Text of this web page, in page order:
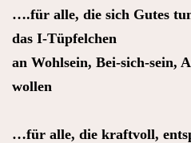
….für alle, die sich Gutes
das I-Tüpfelchen
an Wohlsein, Bei-sich-sein,
wollen
…für alle, die kraftvoll,